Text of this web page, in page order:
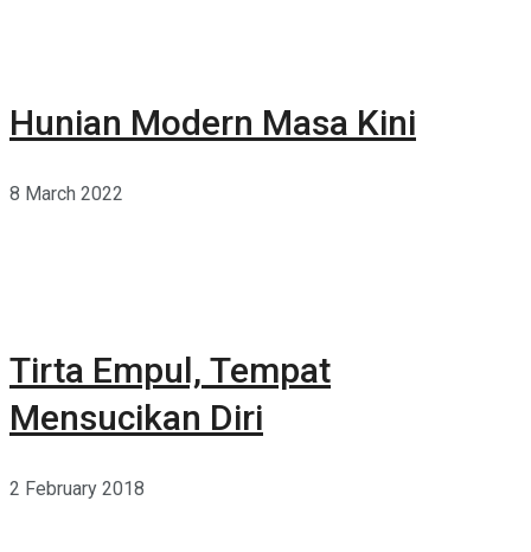
Hunian Modern Masa Kini
8 March 2022
Tirta Empul, Tempat
Mensucikan Diri
2 February 2018